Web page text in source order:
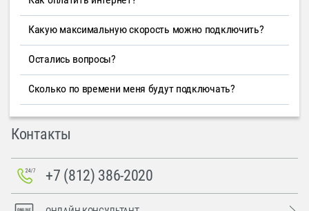
Какую максимальную скорость можно подключить?
Остались вопросы?
Сколько по времени меня будут подключать?
Контакты
+7 (812) 386-2020